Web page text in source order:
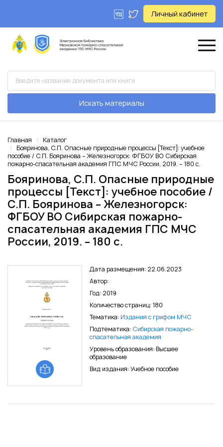
Личный кабинет
Искать материалы
Главная
Каталог
Бояринова, С.П. Опасные природные процессы [Текст]: учебное
пособие / С.П. Бояринова – Железногорск: ФГБОУ ВО Сибирская
пожарно-спасательная академия ГПС МЧС России, 2019. – 180 с.
Бояринова, С.П. Опасные природные
процессы [Текст]: учебное пособие /
С.П. Бояринова – Железногорск:
ФГБОУ ВО Сибирская пожарно-
спасательная академия ГПС МЧС
России, 2019. – 180 с.
Дата размещения: 22.06.2023
Автор:
Год: 2019
Количество страниц: 180
Тематика: Издания с грифом МЧС
Подтематика: Сибирская пожарно-
спасательная академия
Уровень образования: Высшее
образование
Вид издания: Учебное пособие